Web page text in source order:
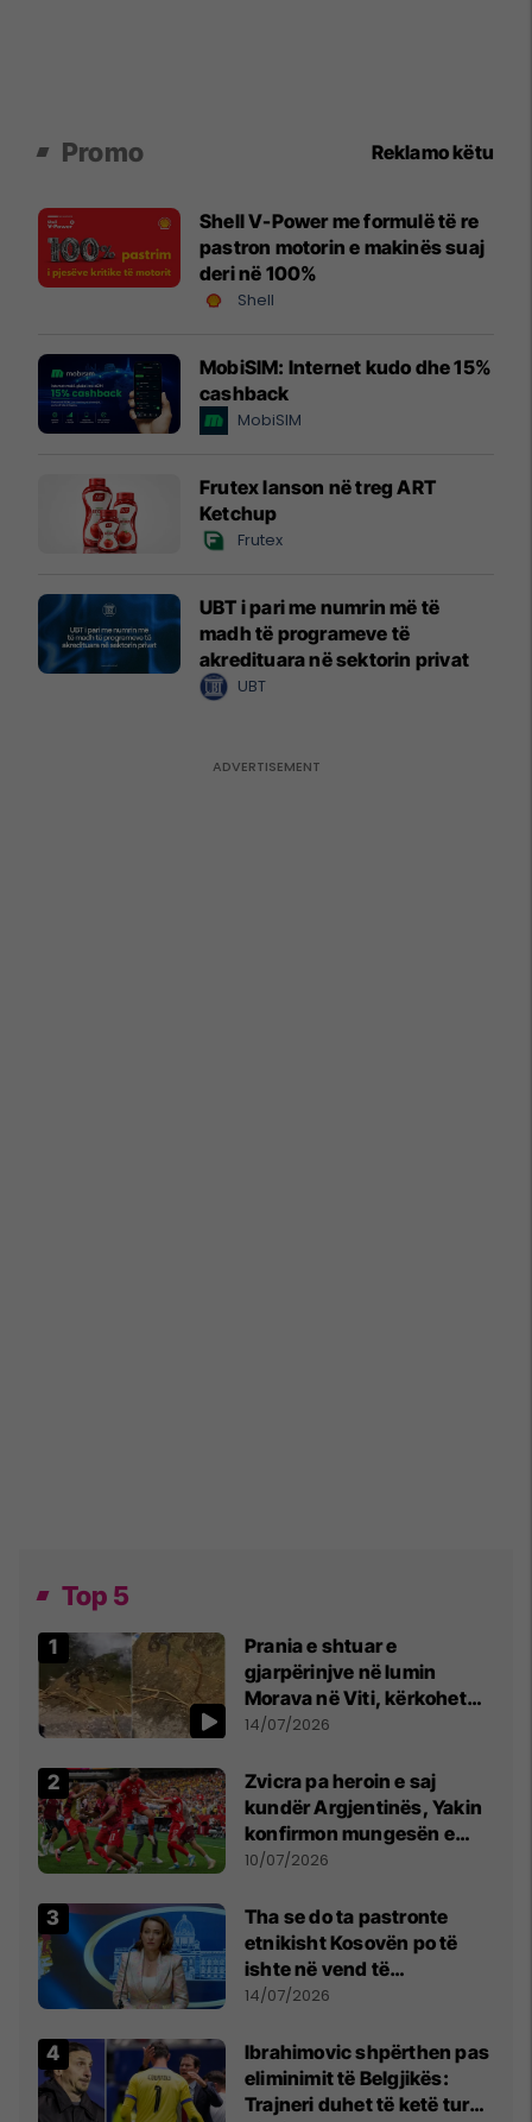
Promo Reklamo këtu
Shell V-Power me formulë të re
pastron motorin e makinës suaj
deri në 100%
Shell
MobiSIM: Internet kudo dhe 15%
cashback
MobiSIM
Frutex lanson në treg ART
Ketchup
Frutex
UBT i pari me numrin më të
madh të programeve të
akredituara në sektorin privat
UBT
Top 5
Prania e shtuar e
gjarpërinjve në lumin
Morava në Viti, kërkohet
kujdes nga qytetarët
14/07/2026
Zvicra pa heroin e saj
kundër Argjentinës, Yakin
konfirmon mungesën e
madhe
10/07/2026
Tha se do ta pastronte
etnikisht Kosovën po të
ishte në vend të
Millosheviqit, Lëvizja e
kërkon shkarkimin e
menjëhershëm të
Snezhana Paunoviq
14/07/2026
Ibrahimovic shpërthen pas
eliminimit të Belgjikës:
Trajneri duhet të ketë turp,